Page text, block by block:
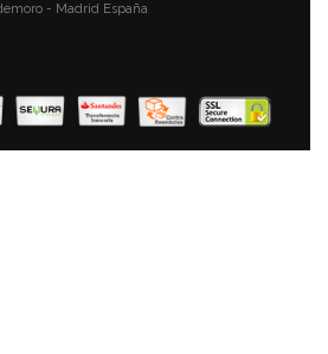
- Madrid España